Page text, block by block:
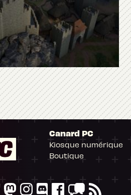
Canard PC
Kiosque numérique
Boutique